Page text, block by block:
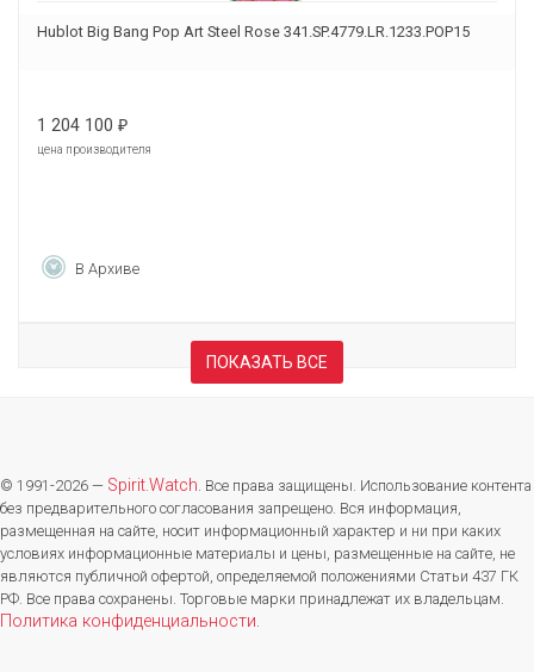
Hublot Big Bang Pop Art Steel Rose 341.SP.4779.LR.1233.POP15
1 204 100 ₽
цена производителя
В Архиве
ПОКАЗАТЬ ВСЕ
© 1991-2026 — Spirit.Watch. Все права защищены. Использование контента
без предварительного согласования запрещено. Вся информация,
размещенная на сайте, носит информационный характер и ни при каких
условиях информационные материалы и цены, размещенные на сайте, не
являются публичной офертой, определяемой положениями Статьи 437 ГК
РФ. Все права сохранены. Торговые марки принадлежат их владельцам.
Политика конфиденциальности.